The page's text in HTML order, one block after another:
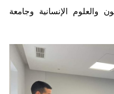
والعلوم الإنسانية وجامعة